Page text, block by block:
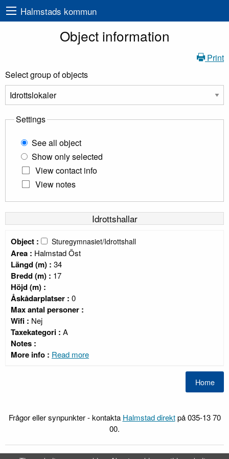
Halmstads kommun
Object information
Print
Select group of objects
Settings
See all object
Show only selected
View contact info
View notes
Idrottshallar
Object : Sturegymnasiet/Idrottshall
Area : Halmstad Öst
Längd (m) : 34
Bredd (m) : 17
Höjd (m) :
Åskådarplatser : 0
Max antal personer :
Wifi : Nej
Taxekategori : A
Notes :
More info : Read more
Frågor eller synpunkter - kontakta Halmstad direktpå 035-13 70
00.